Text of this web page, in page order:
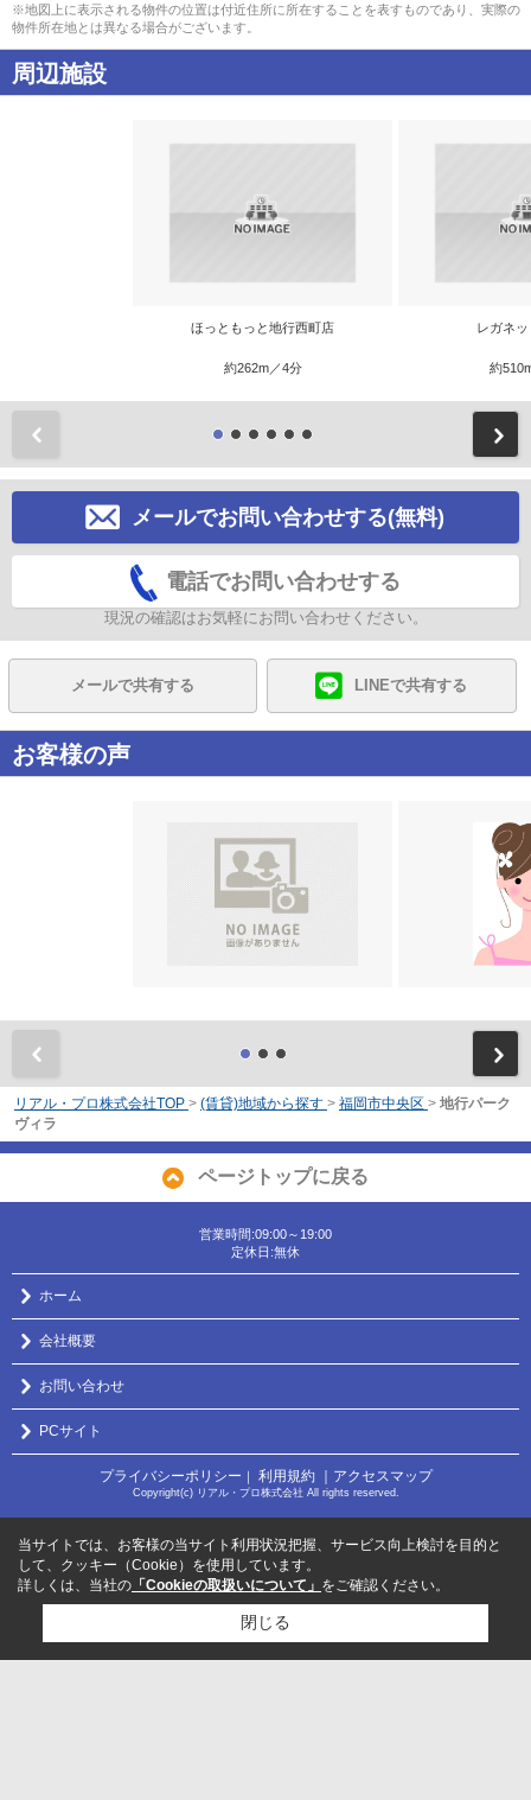
※地図上に表示される物件の位置は付近住所に所在することを表すものであり、実際の
物件所在地とは異なる場合がございます。
周辺施設
ほっともっと地行西町店
約262m／4分
レガネ
約
メールでお問い合わせする(無料)
電話でお問い合わせする
現況の確認はお気軽にお問い合わせください。
メールで共有する LINEで共有する
お客様の声
リアル・プロ株式会社TOP > (賃貸)地域から探す > 福岡市中央区 > 地行パーク
ヴィラ
ページトップに戻る
営業時間:09:00～19:00
定休日:無休
ホーム
会社概要
お問い合わせ
PCサイト
プライバシーポリシー ｜ 利用規約 ｜アクセスマップ
Copyright(c) リアル・プロ株式会社 All rights reserved.
当サイトでは、お客様の当サイト利用状況把握、サービス向上検討を目的と
して、クッキー（Cookie）を使用しています。
詳しくは、当社の 「Cookieの取扱いについて」 をご確認ください。
閉じる